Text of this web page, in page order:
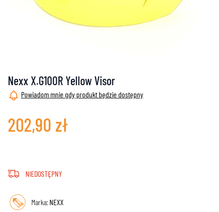
Nexx X.G100R Yellow Visor
Powiadom mnie gdy produkt będzie dostępny
202,90 zł
NIEDOSTĘPNY
Marka: NEXX